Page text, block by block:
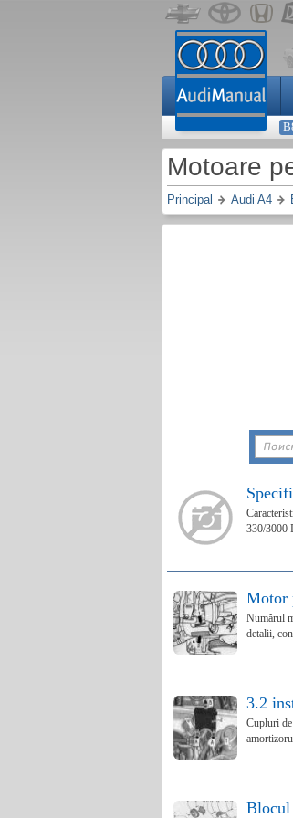
Motoare
Principal Audi A4
330/3000
Motor
Numărul
detalii,
3.2
Cupluri
Blocul